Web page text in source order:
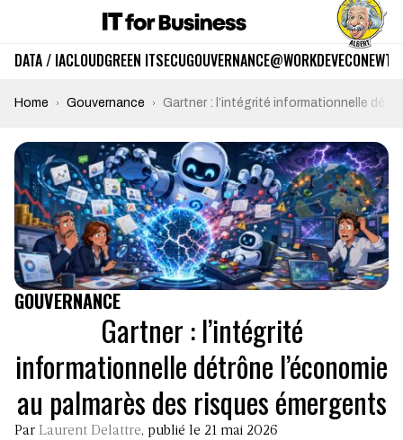
DATA / IACLOUDGREEN ITSECUGOUVERNANCE@WORKDEVECO
Home Gouvernance Gartner : l’intégrité informationnelle
GOUVERNANCE
Gartner : l’intégrité
informationnelle détrône l’économie
au palmarès des risques émergents
Par Laurent Delattre, publié le 21 mai 2026